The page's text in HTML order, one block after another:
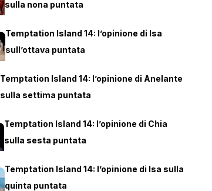
sulla nona puntata
Temptation Island 14: l’opinione di Isa
sull’ottava puntata
Temptation Island 14: l’opinione di Anelante
sulla settima puntata
Temptation Island 14: l’opinione di Chia
sulla sesta puntata
Temptation Island 14: l’opinione di Isa sulla
quinta puntata